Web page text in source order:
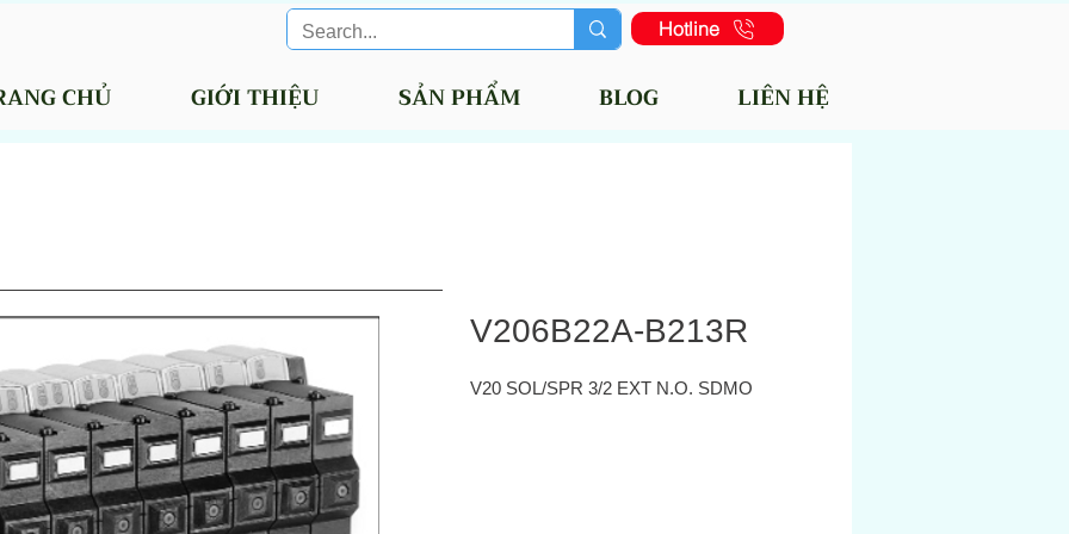
Hotline
CHỦ GIỚI THIỆU SẢN PHẨM BLOG LIÊN HỆ
V206B22A-B213R
V20 SOL/SPR 3/2 EXT N.O. SDMO